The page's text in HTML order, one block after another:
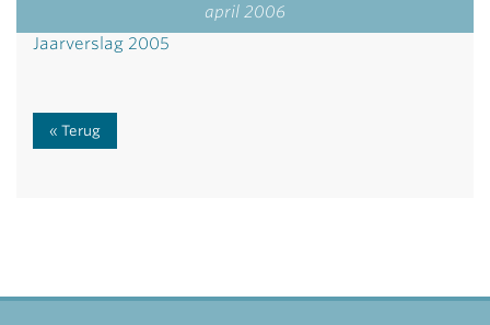
april 2006
Jaarverslag 2005
Terug